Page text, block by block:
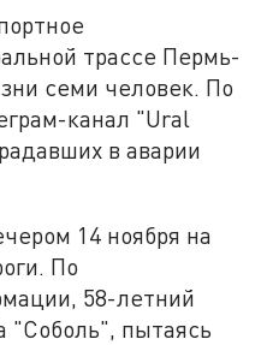
трассе Пермь-
семи человек. По
канал "Ural
в аварии
14 ноября на
По
58-летний
"Соболь", пытаясь